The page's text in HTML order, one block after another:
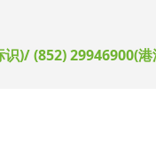
)/ (852) 29946900(港